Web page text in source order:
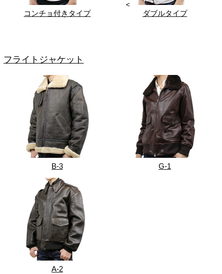
コンチョ付きタイプ
<
ダブルタイプ
フライトジャケット
B-3 G-1
A-2